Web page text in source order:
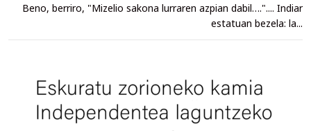
Beno, berriro, "Mizelio sakona lurraren azpian dabil….".... Indiar
estatuan bezela: la...